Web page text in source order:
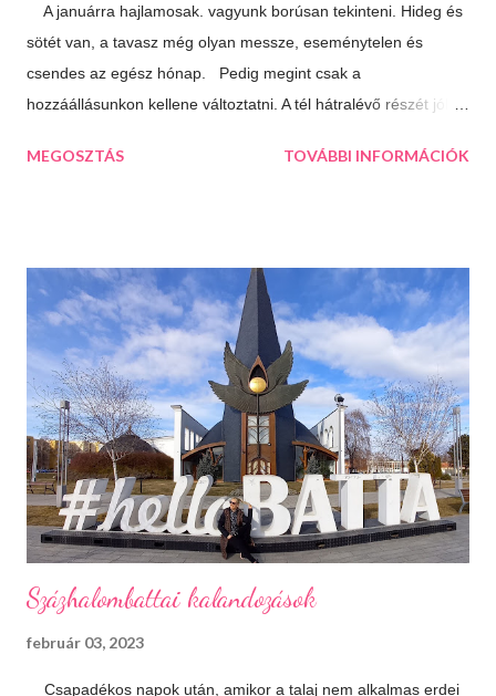
A januárra hajlamosak. vagyunk borúsan tekinteni. Hideg és
sötét van, a tavasz még olyan messze, eseménytelen és
csendes az egész hónap. Pedig megint csak a
hozzáállásunkon kellene változtatni. A tél hátralévő részét jól is
ami jó a télben: Végtelen mozizós estek Hamar sötétedik, ha
már nem gyakran esik a hó, de korizni akkor is lehet, minden
másért meg irány a Kékes, Dobogókő vagy Eplény. Sűrű
krémlevesek Van abban valami megnyugtató amikor az ember
egy tál tartalmas és forró krémlevest kanalaz. Illatos, forró
fürdők Azt hiszem ehhez nem is kell mit hozzáfűzni...
Hangulatfények mindenhol Bátran rakd velük tele te is a
lakásodat, meglátod milyen meghitt hangulatot teremtenek.
Isteni sütemények Diós, mákos, túrós, lekváro...
MEGOSZTÁS TOVÁBBI INFORMÁCIÓK
Százhalombattai kalandozások
február 03, 2023
Csapadékos napok után, amikor a talaj nem alkalmas erdei